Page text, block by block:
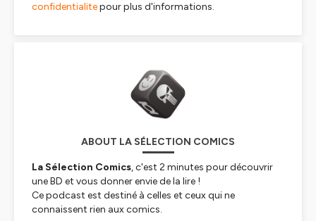
confidentialitepour plus d'informations.
ABOUT LA SÉLECTION COMICS
La Sélection Comics, c'est 2 minutes pour découvrir
une BD et vous donner envie de la lire !
Ce podcast est destiné à celles et ceux qui ne
connaissent rien aux comics.